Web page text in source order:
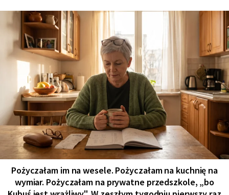
Pożyczałam im na wesele. Pożyczałam na kuchnię na
wymiar. Pożyczałam na prywatne przedszkole, „bo